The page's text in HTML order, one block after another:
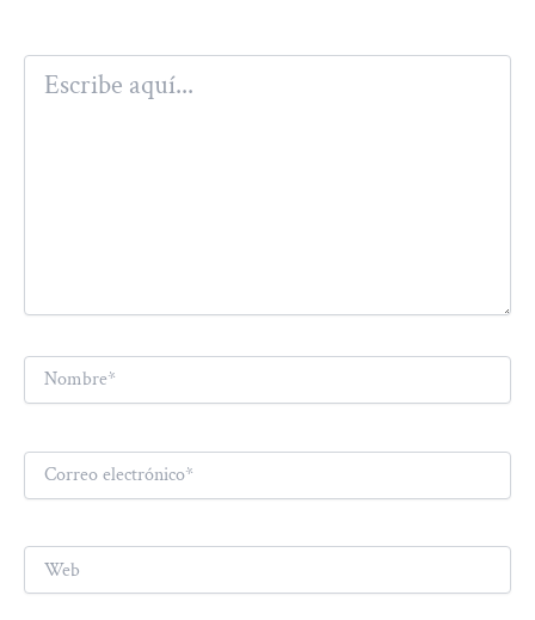
Escribe
aquí...
Nombre*
Correo
electrónico*